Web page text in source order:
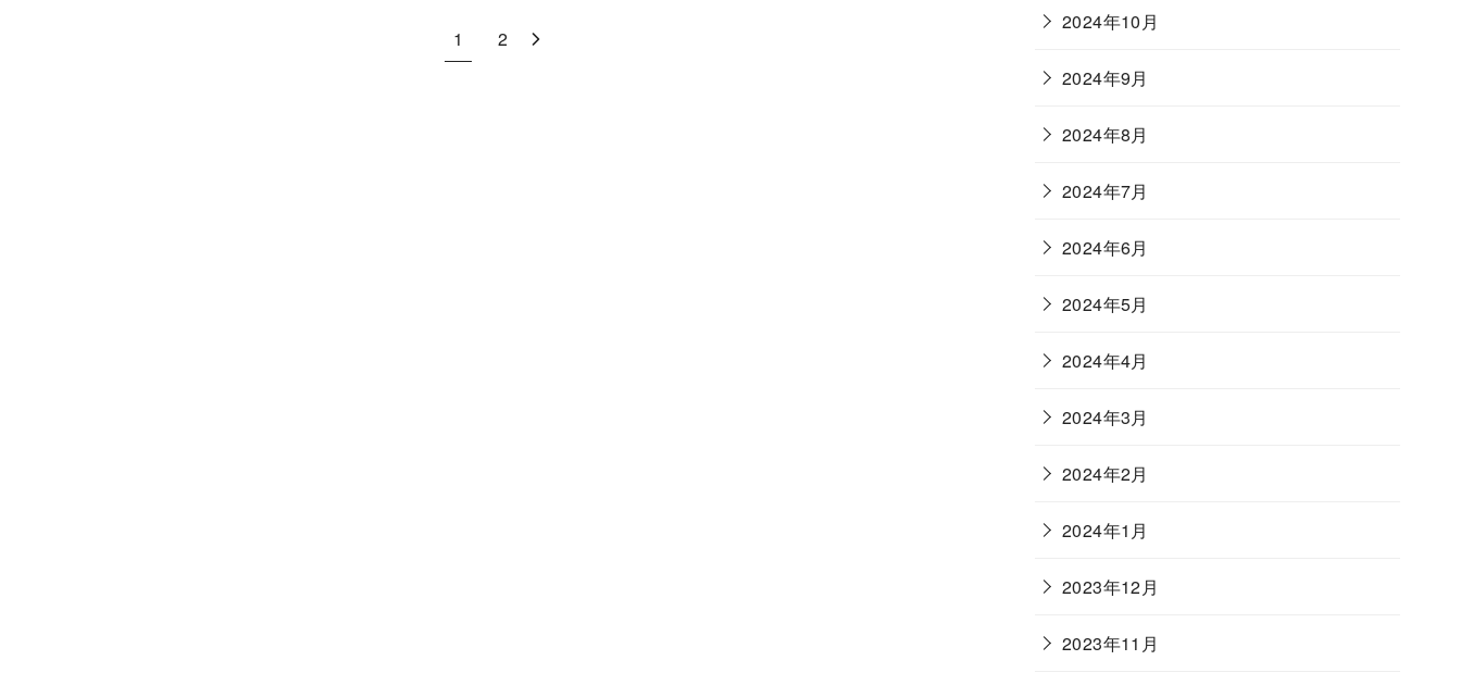
1 2
2024年10月
2024年9月
2024年8月
2024年7月
2024年6月
2024年5月
2024年4月
2024年3月
2024年2月
2024年1月
2023年12月
2023年11月